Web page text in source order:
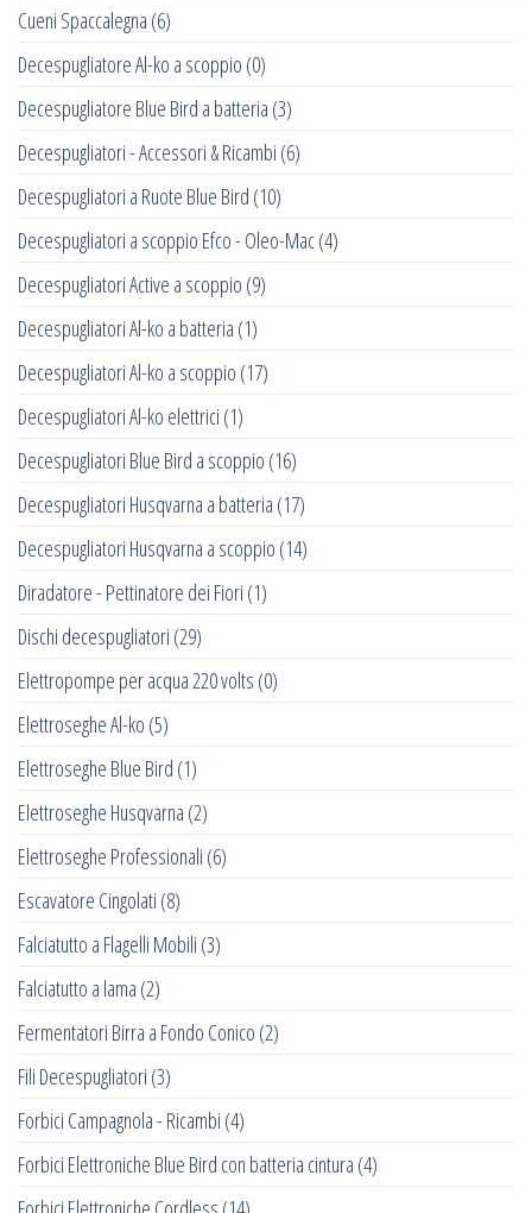
Cueni Spaccalegna (6)
Decespugliatore Al-ko a scoppio (0)
Decespugliatore Blue Bird a batteria (3)
Decespugliatori - Accessori & Ricambi (6)
Decespugliatori a Ruote Blue Bird (10)
Decespugliatori a scoppio Efco - Oleo-Mac(4)
Decespugliatori Active a scoppio (9)
Decespugliatori Al-ko a batteria (1)
Decespugliatori Al-ko a scoppio (17)
Decespugliatori Al-ko elettrici (1)
Decespugliatori Blue Bird a scoppio (16)
Decespugliatori Husqvarna a batteria (17)
Decespugliatori Husqvarna a scoppio (14)
Diradatore - Pettinatore dei Fiori (1)
Dischi decespugliatori (29)
Elettropompe per acqua 220 volts (0)
Elettroseghe Al-ko (5)
Elettroseghe Blue Bird (1)
Elettroseghe Husqvarna (2)
Elettroseghe Professionali (6)
Escavatore Cingolati (8)
Falciatutto a Flagelli Mobili (3)
Falciatutto a lama (2)
Fermentatori Birra a Fondo Conico (2)
Fili Decespugliatori (3)
Forbici Campagnola - Ricambi (4)
Forbici Elettroniche Blue Bird con batteria cintura (4)